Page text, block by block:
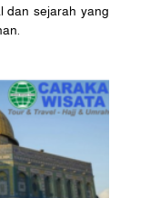
dan sejarah yang